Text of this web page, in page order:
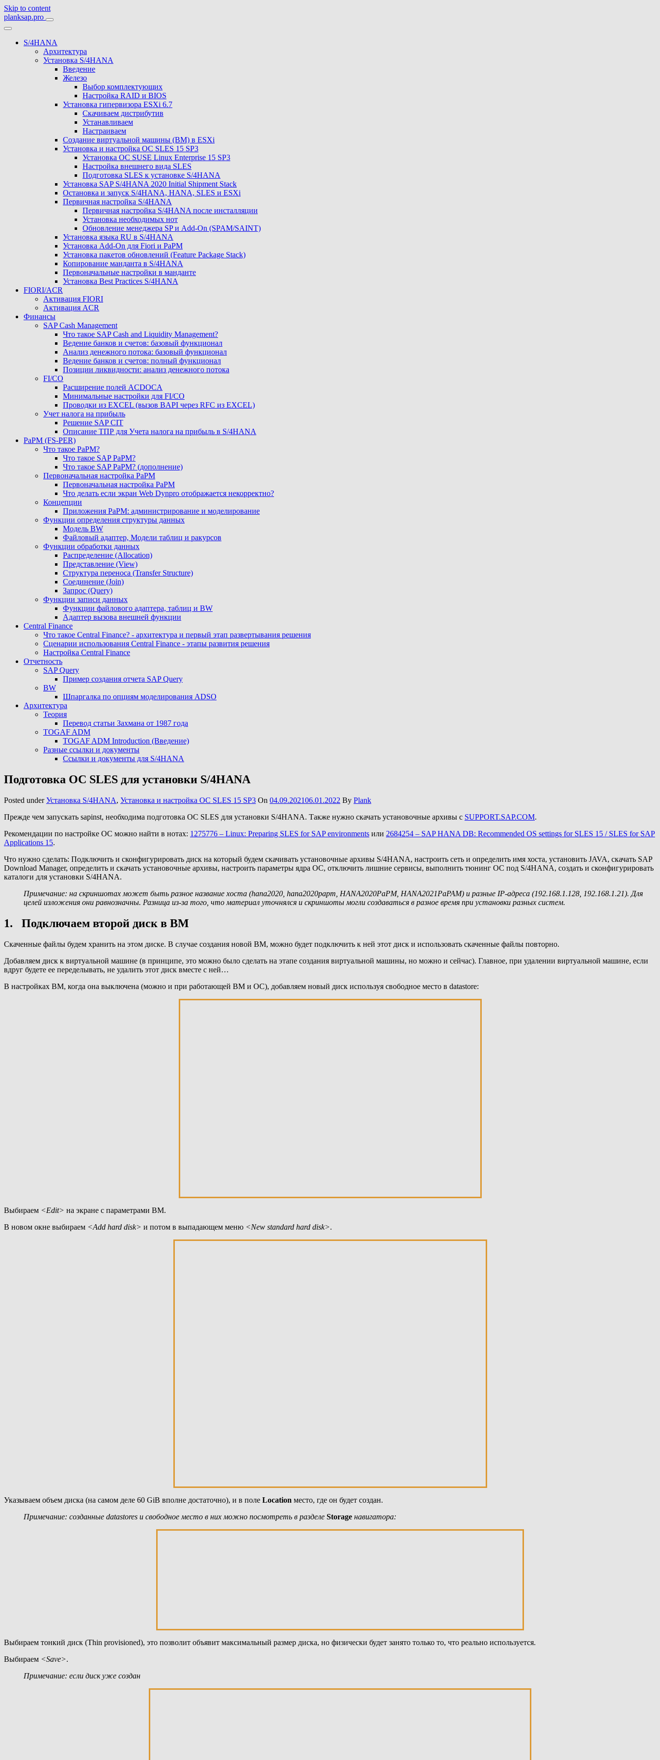
Skip to content
planksap.pro
S/4HANA
Архитектура
Установка S/4HANA
Введение
Железо
Выбор комплектующих
Настройка RAID и BIOS
Установка гипервизора ESXi 6.7
Скачиваем дистрибутив
Устанавливаем
Настраиваем
Создание виртуальной машины (ВМ) в ESXi
Установка и настройка ОС SLES 15 SP3
Установка ОС SUSE Linux Enterprise 15 SP3
Настройка внешнего вида SLES
Подготовка SLES к установке S/4HANA
Установка SAP S/4HANA 2020 Initial Shipment Stack
Остановка и запуск S/4HANA, HANA, SLES и ESXi
Первичная настройка S/4HANA
Первичная настройка S/4HANA после инсталляции
Установка необходимых нот
Обновление менеджера SP и Add-On (SPAM/SAINT)
Установка языка RU в S/4HANA
Установка Add-On для Fiori и PaPM
Установка пакетов обновлений (Feature Package Stack)
Копирование манданта в S/4HANA
Первоначальные настройки в манданте
Установка Best Practices S/4HANA
FIORI/ACR
Активация FIORI
Активация ACR
Финансы
SAP Cash Management
Что такое SAP Cash and Liquidity Management?
Ведение банков и счетов: базовый функционал
Анализ денежного потока: базовый функционал
Ведение банков и счетов: полный функционал
Позиции ликвидности: анализ денежного потока
FI/CO
Расширение полей ACDOCA
Минимальные настройки для FI/CO
Проводки из EXCEL (вызов BAPI через RFC из EXCEL)
Учет налога на прибыль
Решение SAP CIT
Описание ТПР для Учета налога на прибыль в S/4HANA
PaPM (FS-PER)
Что такое PaPM?
Что такое SAP PaPM?
Что такое SAP PaPM? (дополнение)
Первоначальная настройка PaPM
Первоначальная настройка PaPM
Что делать если экран Web Dynpro отображается некорректно?
Концепции
Приложения PaPM: администрирование и моделирование
Функции определения структуры данных
Модель BW
Файловый адаптер, Модели таблиц и ракурсов
Функции обработки данных
Распределение (Allocation)
Представление (View)
Структура переноса (Transfer Structure)
Соединение (Join)
Запрос (Query)
Функции записи данных
Функции файлового адаптера, таблиц и BW
Адаптер вызова внешней функции
Central Finance
Что такое Central Finance? - архитектура и первый этап развертывания решения
Сценарии использования Central Finance - этапы развития решения
Настройка Central Finance
Отчетность
SAP Query
Пример создания отчета SAP Query
BW
Шпаргалка по опциям моделирования ADSO
Архитектура
Теория
Перевод статьи Захмана от 1987 года
TOGAF ADM
TOGAF ADM Introduction (Введение)
Разные ссылки и документы
Ссылки и документы для S/4HANA
Подготовка ОС SLES для установки S/4HANA
Posted underУстановка S/4HANA, Установка и настройка ОС SLES 15 SP3 On 04.09.202106.01.2022 By Plank
Прежде чем запускать sapinst, необходима подготовка ОС SLES для установки S/4HANA. Также нужно скачать установочные архивы с SUPPORT.SAP.COM.
Рекомендации по настройке ОС можно найти в нотах: 1275776 – Linux: Preparing SLES for SAP environments или 2684254 – SAP HANA DB: Recommended OS settings for SLES 15 / SLES for SAP
Applications 15.
Что нужно сделать: Подключить и сконфигурировать диск на который будем скачивать установочные архивы S/4HANA, настроить сеть и определить имя хоста, установить JAVA, скачать SAP
Download Manager, определить и скачать установочные архивы, настроить параметры ядра ОС, отключить лишние сервисы, выполнить тюнинг ОС под S/4HANA, создать и сконфигурировать
каталоги для установки S/4HANA.
Примечание: на скриншотах может быть разное название хоста (hana2020, hana2020papm, HANA2020PaPM, HANA2021PaPAM) и разные IP-адреса (192.168.1.128, 192.168.1.21). Для
целей изложения они равнозначны. Разница из-за того, что материал уточнялся и скриншоты могли создаваться в разное время при установки разных систем.
1. Подключаем второй диск в ВМ
Скаченные файлы будем хранить на этом диске. В случае создания новой ВМ, можно будет подключить к ней этот диск и использовать скаченные файлы повторно.
Добавляем диск к виртуальной машине (в принципе, это можно было сделать на этапе создания виртуальной машины, но можно и сейчас). Главное, при удалении виртуальной машине, если
вдруг будете ее переделывать, не удалить этот диск вместе с ней…
В настройках ВМ, когда она выключена (можно и при работающей ВМ и ОС), добавляем новый диск используя свободное место в datastore:
Выбираем <Edit> на экране с параметрами ВМ.
В новом окне выбираем <Add hard disk> и потом в выпадающем меню <New standard hard disk>.
Указываем объем диска (на самом деле 60 GiB вполне достаточно), и в поле Location место, где он будет создан.
Примечание: созданные datastores и свободное место в них можно посмотреть в разделе Storage навигатора:
Выбираем тонкий диск (Thin provisioned), это позволит объявит максимальный размер диска, но физически будет занято только то, что реально используется.
Выбираем <Save>.
Примечание: если диск уже создан